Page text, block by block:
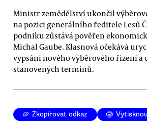
Ministr zemědělství ukončil
na pozici generálního ředitele Lesů
podniku zůstává pověřen
Michal Gaube. Klasnová očekává
vypsání nového výběrového řízení a
stanovených termínů.
Zkopírovat odkaz